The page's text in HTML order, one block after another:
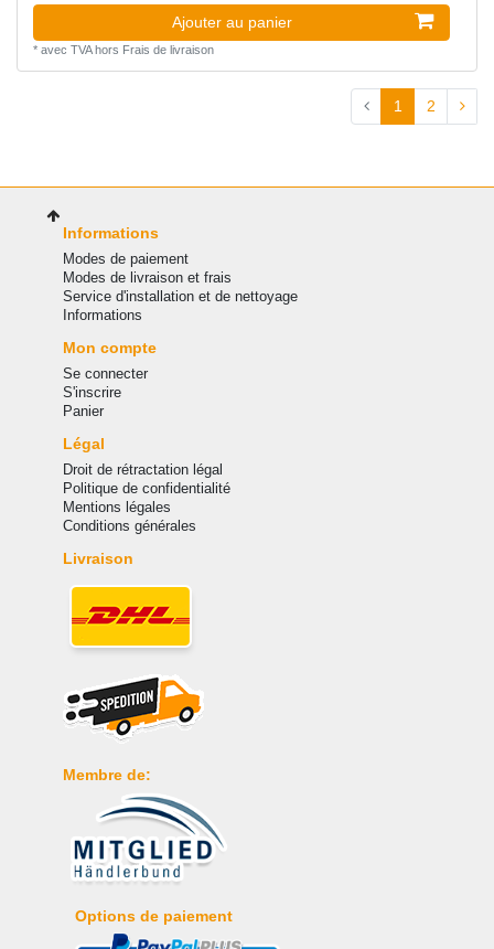
Ajouter au panier
* avec TVAhors Frais de livraison
1 2
Informations
Modes de paiement
Modes de livraison et frais
Service d'installation et de nettoyage
Informations
Mon compte
Se connecter
S'inscrire
Panier
Légal
Droit de rétractation légal
Politique de confidentialité
Mentions légales
Conditions générales
Livraison
Membre de:
Options de paiement